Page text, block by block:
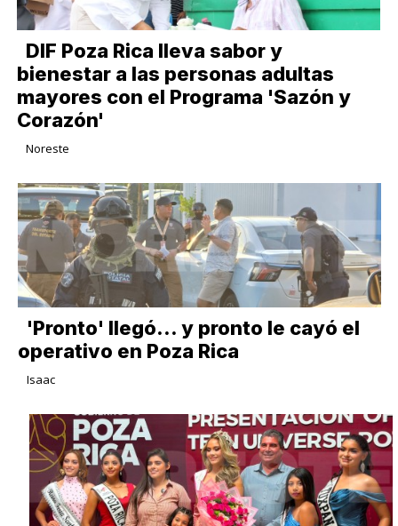
DIF Poza Rica lleva sabor y
bienestar a las personas adultas
mayores con el Programa 'Sazón y
Corazón'
Noreste
'Pronto' llegó... y pronto le cayó el
operativo en Poza Rica
Isaac